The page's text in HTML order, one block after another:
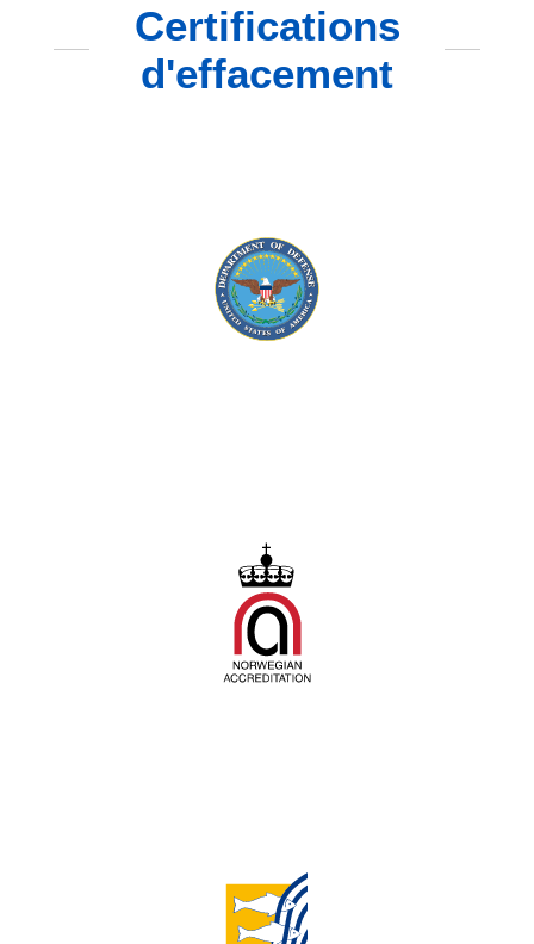
Certifications
d'effacement